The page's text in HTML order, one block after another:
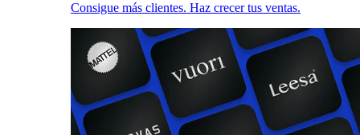
Consigue más clientes. Haz crecer tus ventas.